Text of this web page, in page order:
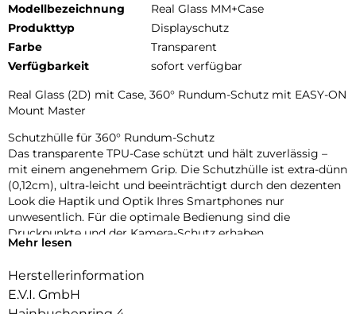
Modellbezeichnung
Real Glass MM+Case
Produkttyp
Displayschutz
Farbe
Transparent
Verfügbarkeit
sofort verfügbar
Real Glass (2D) mit Case, 360° Rundum-Schutz mit EASY-ON
Mount Master
Schutzhülle für 360° Rundum-Schutz
Das transparente TPU-Case schützt und hält zuverlässig –
mit einem angenehmem Grip. Die Schutzhülle ist extra-dünn
(0,12cm), ultra-leicht und beeinträchtigt durch den dezenten
Look die Haptik und Optik Ihres Smartphones nur
unwesentlich. Für die optimale Bedienung sind die
Druckpunkte und der Kamera-Schutz erhaben.
Das Displex Panzerglas hat einen Härtegrad von 10H und ist
damit nicht nur kratz-, bruch-, und stoßfester als
vergleichbare Markenprodukte, sondern übertrifft sogar
Mehr lesen
Herstellerinformation
E.V.I. GmbH